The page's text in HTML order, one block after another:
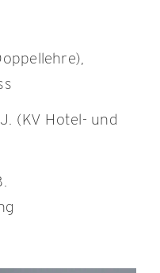
(KV Hotel- und